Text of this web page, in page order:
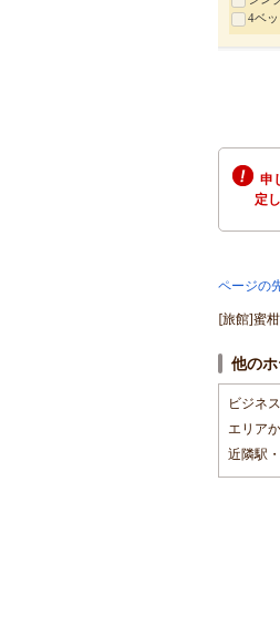
4ベッ
申
定
ページの
[旅館]蜜
他の
ビジネ
エリア
近隣駅